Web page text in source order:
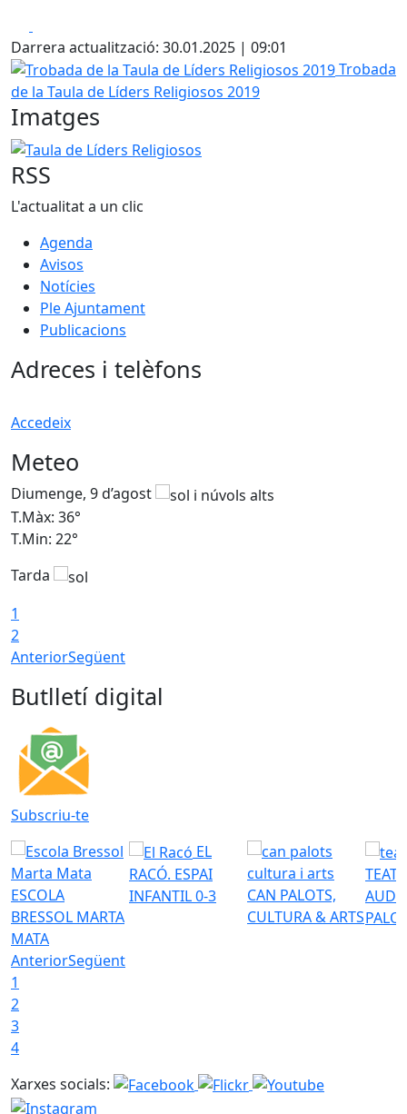
Darrera actualització: 30.01.2025 | 09:01
Trobada de la Taula de Líders Religiosos 2019
Trobada
de la Taula de Líders Religiosos 2019
Imatges
Taula de Líders Religiosos
RSS
L'actualitat a un clic
Agenda
Avisos
Notícies
Ple Ajuntament
Publicacions
Adreces i telèfons
Accedeix
Meteo
Diumenge, 9 d’agost
T.Màx: 36°
T.Min: 22°
Tarda
1
2
AnteriorSegüent
Butlletí digital
Subscriu-te
ESCOLA
BRESSOL MARTA
MATA
EL
RACÓ. ESPAI
INFANTIL 0-3
CAN PALOTS,
CULTURA & ARTS
AnteriorSegüent
1
2
3
4
Xarxes socials: